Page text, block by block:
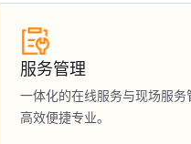
服务管理
一体化的在线服务与现场服务
高效便捷专业。